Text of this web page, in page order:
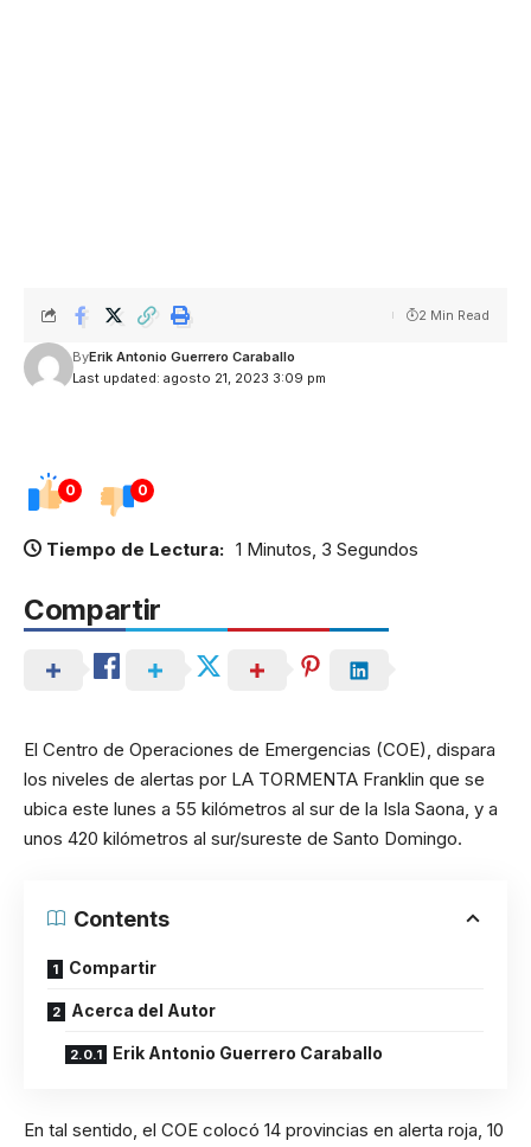
Last updated: agosto 21, 2023 3:09 pm
ByErik Antonio Guerrero Caraballo
2 Min Read
0 0
Tiempo de Lectura: 1 Minutos, 3 Segundos
Compartir
El Centro de Operaciones de Emergencias (COE), dispara
los niveles de alertas por LA TORMENTA Franklin que se
ubica este lunes a 55 kilómetros al sur de la Isla Saona, y a
unos 420 kilómetros al sur/sureste de Santo Domingo.
Contents
Compartir
Acerca del Autor
Erik Antonio Guerrero Caraballo
En tal sentido, el COE colocó 14 provincias en alerta roja, 10